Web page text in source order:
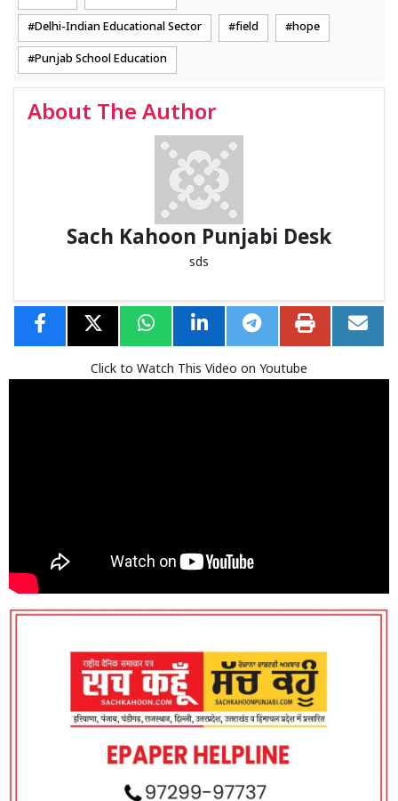
Delhi-Indian Educational Sector field hope
Punjab School Education
About The Author
Sach Kahoon Punjabi Desk
sds
Click to Watch This Video on Youtube